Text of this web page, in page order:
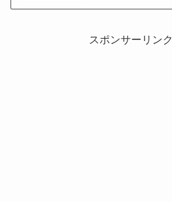
スポンサーリンク